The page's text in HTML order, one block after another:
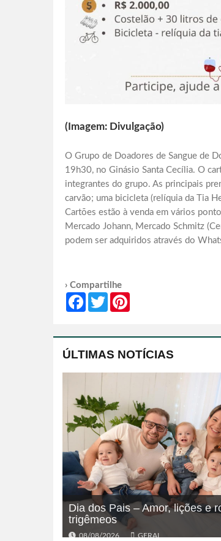
(Imagem: Divulgação)
O Grupo de Doadores de Sangue de
19h30, no Ginásio Santa Cecília. O
integrantes do grupo. As principais
carvão; uma bicicleta (relíquia da Tia
Cartões estão à venda em vários
Mercado Johann, Mercado Schmitz
podem ser adquiridos através do
› Compartilhe
FacebookTwitter
ÚLTIMAS NOTÍCIAS
Dia dos Pais – Amor, lições e
trigêmeos
08/08/2026 GERAL